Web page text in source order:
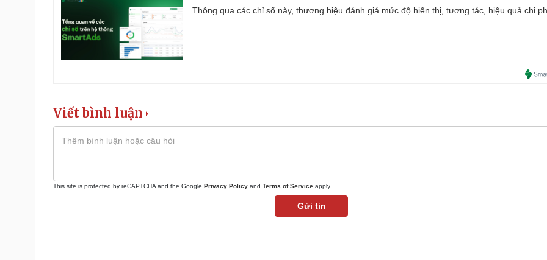
Thông qua các chỉ số này, thương hiệu đánh giá mức độ hiển thị, tương tác, hiệu quả chi
Viết bình luận
This site is protected by reCAPTCHA and the Google Privacy Policy and Terms of Service apply.
Gửi tin